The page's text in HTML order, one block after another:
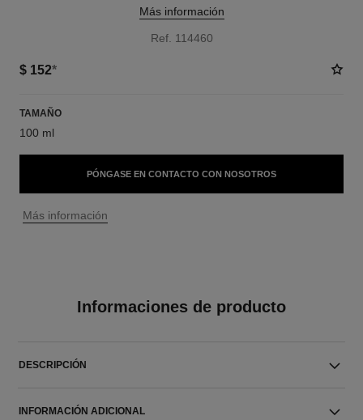
Más información
Ref. 114460
$ 152*
TAMAÑO
100 ml
PÓNGASE EN CONTACTO CON NOSOTROS
↩
Más información
Informaciones de producto
DESCRIPCIÓN
INFORMACIÓN ADICIONAL